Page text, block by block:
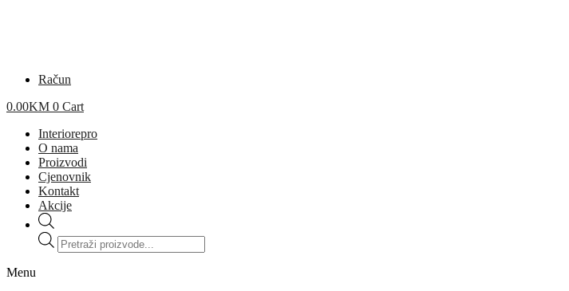
Račun
0.00KM 0 Cart
Interiorepro
O nama
Proizvodi
Cjenovnik
Kontakt
Akcije
Products
search
Menu